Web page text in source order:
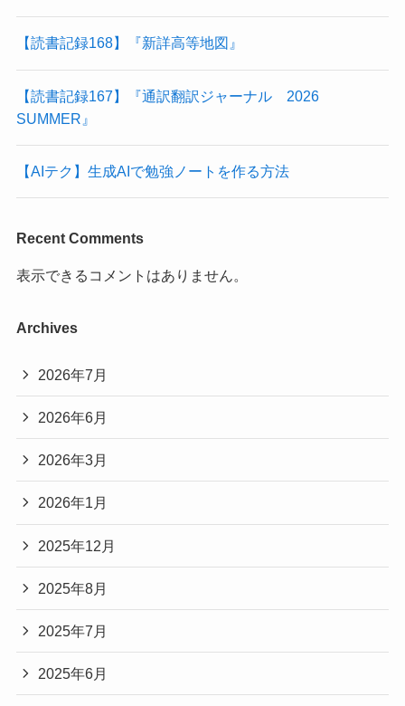
【読書記録168】『新詳高等地図』
【読書記録167】『通訳翻訳ジャーナル 2026
SUMMER』
【AIテク】生成AIで勉強ノートを作る方法
Recent Comments
表示できるコメントはありません。
Archives
2026年7月
2026年6月
2026年3月
2026年1月
2025年12月
2025年8月
2025年7月
2025年6月